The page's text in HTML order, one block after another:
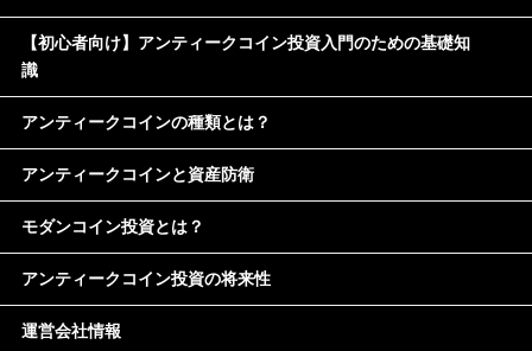
【初心者向け】アンティークコイン投資入門のための基礎知
識
アンティークコインの種類とは？
アンティークコインと資産防衛
モダンコイン投資とは？
アンティークコイン投資の将来性
運営会社情報